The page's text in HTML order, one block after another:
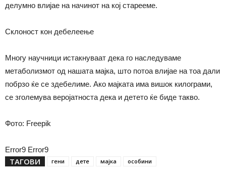
делумно влијае на начинот на кој старееме.
Склоност кон дебелеење
Многу научници истакнуваат дека го наследуваме
метаболизмот од нашата мајка, што потоа влијае на тоа дали
побрзо ќе се здебелиме. Ако мајката има вишок килограми,
се зголемува веројатноста дека и детето ќе биде такво.
Фото: Freepik
Error9 Error9
ТАГОВИ гени дете мајка особини